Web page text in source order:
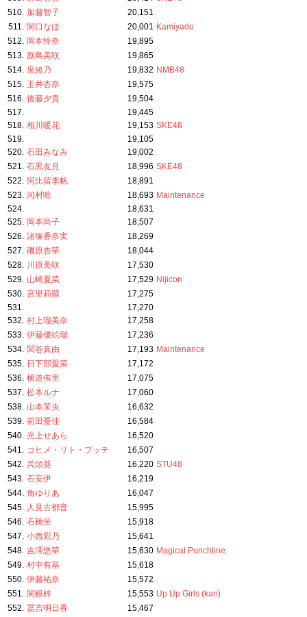
510. 加藤智子
20,151
511. 関口なほ 20,001 Kamiyado
512. 岡本怜奈
19,895
513. 副島美咲
19,865
514. 泉綾乃 19,832 NMB48
515. 玉井杏奈
19,575
516. 後藤夕貴
19,504
517.
19,445
518. 相川暖花 19,153 SKE48
519.
19,105
520. 石田みなみ
19,002
521. 石黒友月 18,996 SKE48
522. 阿比留李帆
18,891
523. 河村唯 18,693 Maintenance
524.
18,631
525. 岡本尚子
18,507
526. 諸塚香奈実
18,269
527. 磯原杏華
18,044
528. 川原美咲
17,530
529. 山崎夏菜 17,529 Nijicon
530. 宮里莉羅
17,275
531.
17,270
532. 村上瑠美奈
17,258
533. 伊藤優絵瑠
17,236
534. 関谷真由 17,193 Maintenance
535. 日下部愛菜
17,172
536. 横道侑里
17,075
537. 松本ルナ
17,060
538. 山本茉央
16,632
539. 前田憂佳
16,584
540. 光上せあら
16,520
541. コヒメ・リト・プッチ
16,507
542. 兵頭葵 16,220 STU48
543. 石安伊
16,219
544. 角ゆりあ
16,047
545. 人見古都音
15,995
546. 石橋蛍
15,918
547. 小西彩乃
15,641
548. 吉澤悠華 15,630 Magical Punchline
549. 村中有基
15,618
550. 伊藤祐奈
15,572
551. 関根梓 15,553 Up Up Girls (kari)
552. 冨吉明日香
15,467